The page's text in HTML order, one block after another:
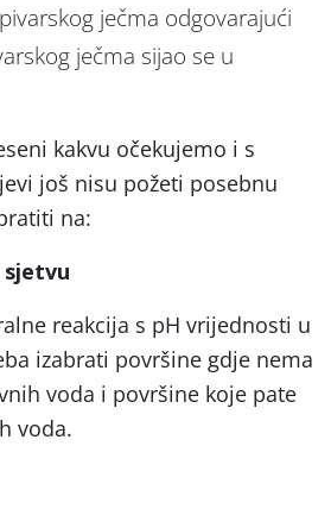
ječma odgovarajući
ječma sijao se u
kakvu očekujemo i s
još nisu požeti posebnu
na:
sjetvu
reakcija s pH vrijednosti u
izabrati površine gdje nema
voda i površine koje pate
voda.